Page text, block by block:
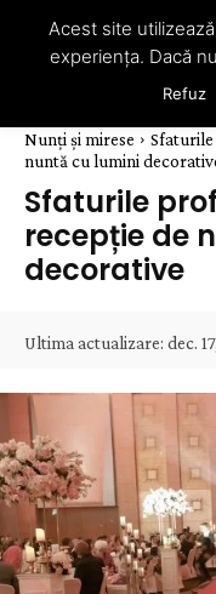
Nunți și mirese
nuntă cu lumini
Sfaturile
recepție de
decorative
Ultima actualizare: dec.
Acest site
experiența. Dacă
Refuz